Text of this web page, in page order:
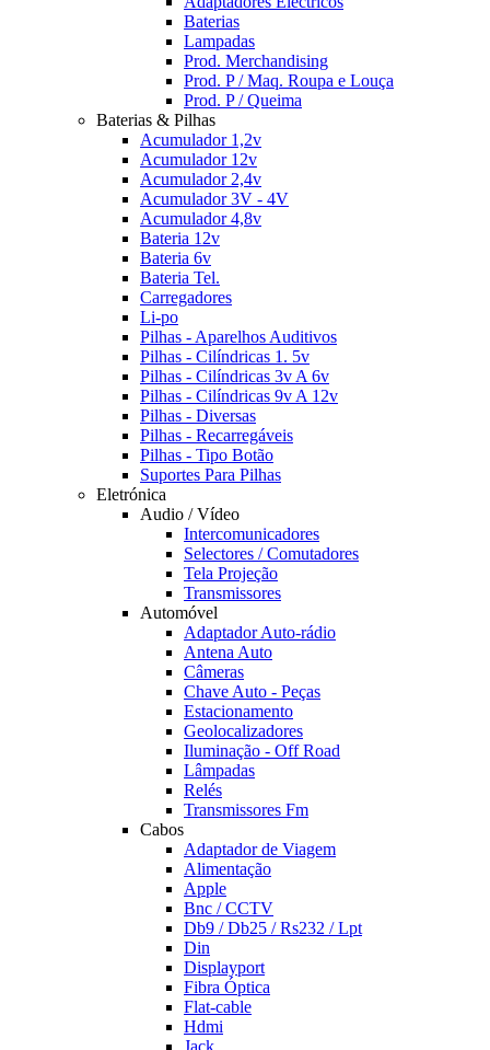
Baterias
Lampadas
Prod. Merchandising
Prod. P / Maq. Roupa e Louça
Prod. P / Queima
Baterias & Pilhas
Acumulador 1,2v
Acumulador 12v
Acumulador 2,4v
Acumulador 3V - 4V
Acumulador 4,8v
Bateria 12v
Bateria 6v
Bateria Tel.
Carregadores
Li-po
Pilhas - Aparelhos Auditivos
Pilhas - Cilíndricas 1. 5v
Pilhas - Cilíndricas 3v A 6v
Pilhas - Cilíndricas 9v A 12v
Pilhas - Diversas
Pilhas - Recarregáveis
Pilhas - Tipo Botão
Suportes Para Pilhas
Eletrónica
Audio / Vídeo
Intercomunicadores
Selectores / Comutadores
Tela Projeção
Transmissores
Automóvel
Adaptador Auto-rádio
Antena Auto
Câmeras
Chave Auto - Peças
Estacionamento
Geolocalizadores
Iluminação - Off Road
Lâmpadas
Relés
Transmissores Fm
Cabos
Adaptador de Viagem
Alimentação
Apple
Bnc / CCTV
Db9 / Db25 / Rs232 / Lpt
Din
Displayport
Fibra Óptica
Flat-cable
Hdmi
Jack